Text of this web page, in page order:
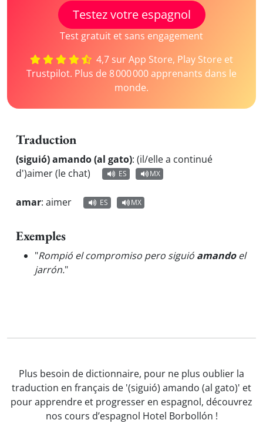
Testez votre espagnol
Test gratuit et sans engagement
4,7 sur App Store, Play Store et
Trustpilot. Plus de 8 000 000 apprenants dans le
monde.
Traduction
(siguió) amando (al gato): (il/elle a continué
d')aimer (le chat)
ES MX
amar: aimer ES MX
Exemples
"Rompió el compromiso pero siguió amandoel
jarrón."
Plus besoin de dictionnaire, pour ne plus oublier la
traduction en français de '(siguió) amando (al gato)' et
pour apprendre et progresser en espagnol, découvrez
nos cours d’espagnol Hotel Borbollón !